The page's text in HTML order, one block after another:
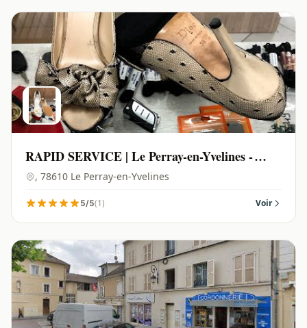
RAPID SERVICE | Le Perray-en-Yvelines -
78610
, 78610 Le Perray-en-Yvelines
5/5(1) Voir